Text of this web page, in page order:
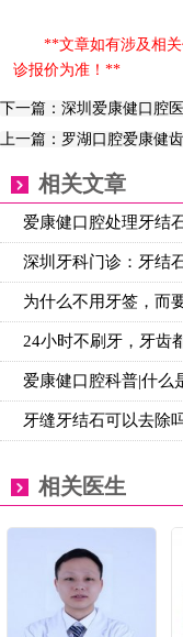
**文章如有涉及相
诊报价为准！**
下一篇：深圳爱康健口腔
上一篇：罗湖口腔爱康健
相关文章
爱康健口腔处理牙结
深圳牙科门诊：牙结
为什么不用牙签，而
24小时不刷牙，牙齿
爱康健口腔科普|什么
牙缝牙结石可以去除
相关医生